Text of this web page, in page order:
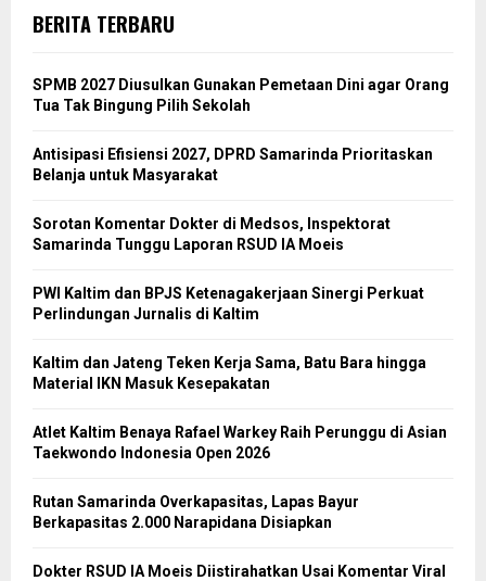
BERITA TERBARU
SPMB 2027 Diusulkan Gunakan Pemetaan Dini agar Orang
Tua Tak Bingung Pilih Sekolah
Antisipasi Efisiensi 2027, DPRD Samarinda Prioritaskan
Belanja untuk Masyarakat
Sorotan Komentar Dokter di Medsos, Inspektorat
Samarinda Tunggu Laporan RSUD IA Moeis
PWI Kaltim dan BPJS Ketenagakerjaan Sinergi Perkuat
Perlindungan Jurnalis di Kaltim
Kaltim dan Jateng Teken Kerja Sama, Batu Bara hingga
Material IKN Masuk Kesepakatan
Atlet Kaltim Benaya Rafael Warkey Raih Perunggu di Asian
Taekwondo Indonesia Open 2026
Rutan Samarinda Overkapasitas, Lapas Bayur
Berkapasitas 2.000 Narapidana Disiapkan
Dokter RSUD IA Moeis Diistirahatkan Usai Komentar Viral